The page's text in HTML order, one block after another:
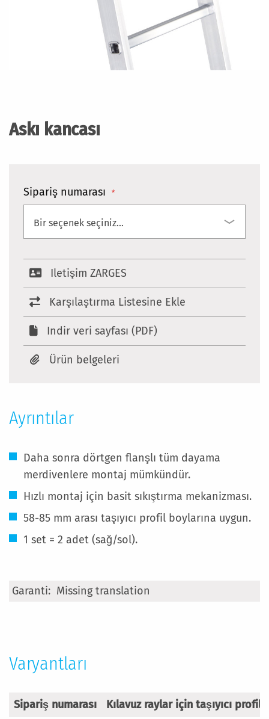
Askı kancası
Sipariş numarası
Iletişim ZARGES
Karşılaştırma Listesine Ekle
Indir veri sayfası (PDF)
Ürün belgeleri
git
Ayrıntılar
Daha sonra dörtgen flanşlı tüm dayama
merdivenlere montaj mümkündür.
Hızlı montaj için basit sıkıştırma mekanizması.
58-85 mm arası taşıyıcı profil boylarına uygun.
1 set = 2 adet (sağ/sol).
Daha
Missing translation
Varyantları
Sipariş numarası
Kılavuz raylar için taşıyıcı profil